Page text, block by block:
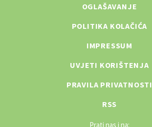
OGLAŠAVANJE
POLITIKA KOLAČIĆA
IMPRESSUM
UVJETI KORIŠTENJA
PRAVILA PRIVATNOSTI
RSS
Prati nas i na: